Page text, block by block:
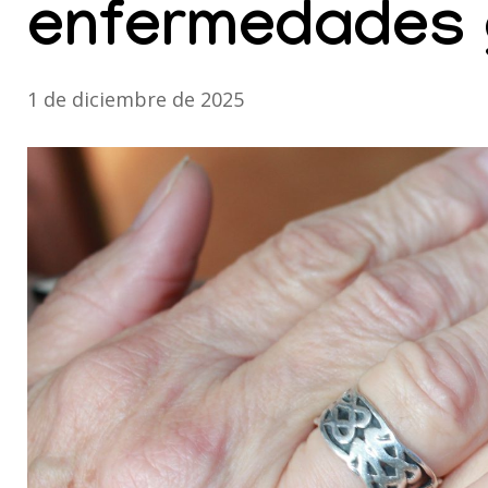
1 de diciembre de 2025